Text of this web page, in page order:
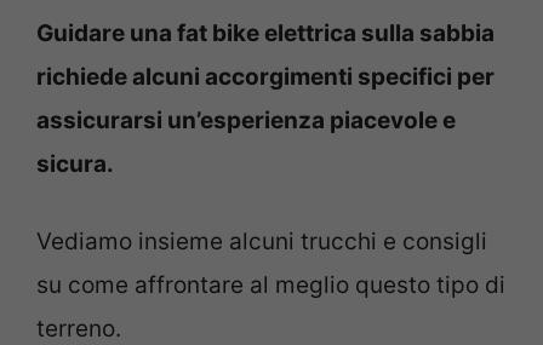
Guidare una fat bike elettrica sulla sabbia
richiede alcuni accorgimenti specifici per
assicurarsi un’esperienza piacevole e
sicura.
Vediamo insieme alcuni trucchi e consigli
su come affrontare al meglio questo tipo di
terreno.